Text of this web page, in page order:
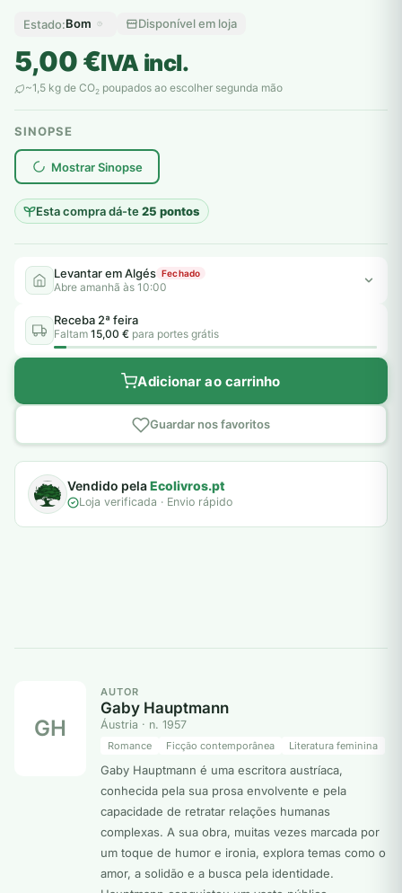
Estado:Bom Disponível em loja
5,00€IVA incl.
~1,5 kg de CO2 poupados ao escolher segunda mão
SINOPSE
Mostrar Sinopse
Esta compra dá-te25 pontos
plantar árvores reais
Levantar em Algés Fechado
Abre amanhã às 10:00
Receba 2ª feira
Faltam 15,00 € para portes grátis
Adicionar ao carrinho
Guardar nos favoritos
Vendido pelaEcolivros.pt
Loja verificada · Envio rápido
GH
AUTOR
Gaby Hauptmann
Áustria · n. 1957
Romance Ficção contemporânea Literatura feminina
Gaby Hauptmann é uma escritora austríaca,
conhecida pela sua prosa envolvente e pela
capacidade de retratar relações humanas
complexas. A sua obra, muitas vezes marcada por
um toque de humor e ironia, explora temas como o
amor, a solidão e a busca pela identidade.